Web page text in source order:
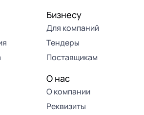
Бизнесу
Для компаний
Тендеры
Поставщикам
О нас
О компании
Реквизиты